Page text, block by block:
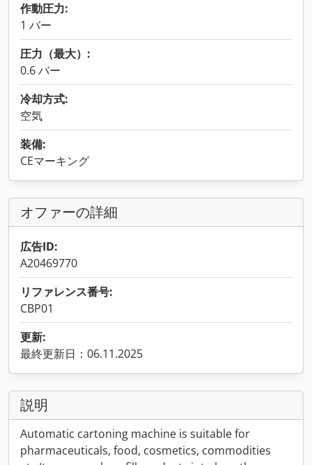
作動圧力:
1 バー
圧力（最大）:
0.6 バー
冷却方式:
空気
装備:
CEマーキング
オファーの詳細
広告ID:
A20469770
リファレンス番号:
CBP01
更新:
最終更新日：06.11.2025
説明
Automatic cartoning machine is suitable for
pharmaceuticals, food, cosmetics, commodities